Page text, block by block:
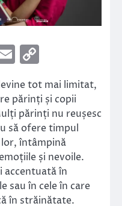
Email
Link
tot mai limitat,
părinți și copii
părinți nu reușesc
să ofere timpul
întâmpină
și nevoile.
accentuată în
sau în cele în care
în străinătate.